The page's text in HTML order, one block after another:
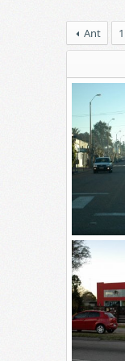
Ant 1
_DSC4802
Skylined